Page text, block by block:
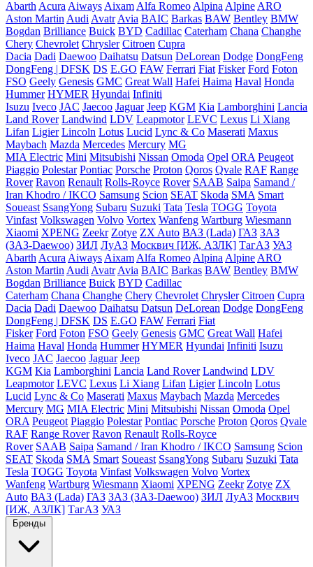
Abarth Acura Aiways Aixam Alfa Romeo Alpina Alpine ARO
Aston Martin Audi Avatr Avia BAIC Barkas BAW Bentley BMW
Bogdan Brilliance Buick BYD Cadillac Caterham Chana Changhe
Chery Chevrolet Chrysler Citroen Cupra
Dacia Dadi Daewoo Daihatsu Datsun DeLorean Dodge DongFeng
DongFeng | DFSK DS E.GO FAW Ferrari Fiat Fisker Ford Foton
FSO Geely Genesis GMC Great Wall Hafei Haima Haval Honda
Hummer HYMER Hyundai Infiniti
Isuzu Iveco JAC Jaecoo Jaguar Jeep KGM Kia Lamborghini Lancia
Land Rover Landwind LDV Leapmotor LEVC Lexus Li Xiang
Lifan Ligier Lincoln Lotus Lucid Lync & Co Maserati Maxus
Maybach Mazda Mercedes Mercury MG
MIA Electric Mini Mitsubishi Nissan Omoda Opel ORA Peugeot
Piaggio Polestar Pontiac Porsche Proton Qoros Qvale RAF Range
Rover Ravon Renault Rolls-Royce Rover SAAB Saipa Samand /
Iran Khodro / IKCO Samsung Scion SEAT Skoda SMA Smart
Soueast SsangYong Subaru Suzuki Tata Tesla TOGG Toyota
Vinfast Volkswagen Volvo Vortex Wanfeng Wartburg Wiesmann
Xiaomi XPENG Zeekr Zotye ZX Auto ВАЗ (Lada) ГАЗ ЗАЗ
(ЗАЗ-Daewoo) ЗИЛ ЛуАЗ Москвич [ИЖ, АЗЛК] ТагАЗ УАЗ
Abarth Acura Aiways Aixam Alfa Romeo Alpina Alpine ARO
Aston Martin Audi Avatr Avia BAIC Barkas BAW Bentley BMW
Bogdan Brilliance Buick BYD Cadillac
Caterham Chana Changhe Chery Chevrolet Chrysler Citroen Cupra
Dacia Dadi Daewoo Daihatsu Datsun DeLorean Dodge DongFeng
DongFeng | DFSK DS E.GO FAW Ferrari Fiat
Fisker Ford Foton FSO Geely Genesis GMC Great Wall Hafei
Haima Haval Honda Hummer HYMER Hyundai Infiniti Isuzu
Iveco JAC Jaecoo Jaguar Jeep
KGM Kia Lamborghini Lancia Land Rover Landwind LDV
Leapmotor LEVC Lexus Li Xiang Lifan Ligier Lincoln Lotus
Lucid Lync & Co Maserati Maxus Maybach Mazda Mercedes
Mercury MG MIA Electric Mini Mitsubishi Nissan Omoda Opel
ORA Peugeot Piaggio Polestar Pontiac Porsche Proton Qoros Qvale
RAF Range Rover Ravon Renault Rolls-Royce
Rover SAAB Saipa Samand / Iran Khodro / IKCO Samsung Scion
SEAT Skoda SMA Smart Soueast SsangYong Subaru Suzuki Tata
Tesla TOGG Toyota Vinfast Volkswagen Volvo Vortex
Wanfeng Wartburg Wiesmann Xiaomi XPENG Zeekr Zotye ZX
Auto ВАЗ (Lada) ГАЗ ЗАЗ (ЗАЗ-Daewoo) ЗИЛ ЛуАЗ Москвич
[ИЖ, АЗЛК] ТагАЗ УАЗ
Бренды